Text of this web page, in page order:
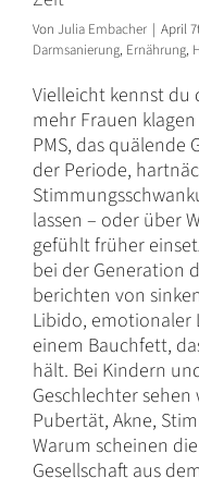
Von Julia Embacher | April
Darmsanierung, Ernährung,
Vielleicht kennst du
mehr Frauen
PMS, das quälende
der Periode,
lassen – oder über
gefühlt früher
bei der Generation
berichten von
Libido, emotionaler
einem Bauchfett,
hält. Bei Kindern
Geschlechter
Pubertät, Akne,
Warum scheinen
Gesellschaft aus